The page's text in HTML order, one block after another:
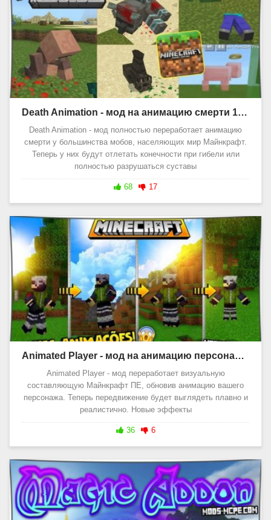
Death Animation - мод на анимацию смерти 1.20, 1.19
Death Animation - мод полностью переработает анимацию
смерти у большинства мобов, населяющих мир Майнкрафт.
Теперь у них будут отлетать конечности при гибели или
полностью разрушаться суставы
68 17
Animated Player - мод на анимацию персонажа 1.20, 1.19
Animated Player - мод переработает визуальную
составляющую Майнкрафт ПЕ, обновив анимацию вашего
персонажа. Теперь передвижение будет выглядеть плавно и
реалистично. Новые эффекты
36 6